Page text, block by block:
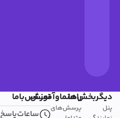
دیگربخش‌ها
پنل
راهنماوآموزش
پرسش‌های
تمــــاس‌باما